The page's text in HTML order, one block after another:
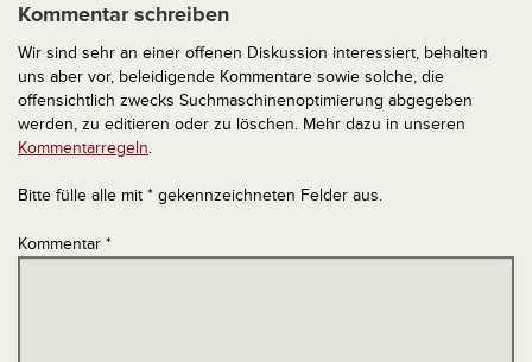
Kommentar schreiben
Wir sind sehr an einer offenen Diskussion interessiert, behalten
uns aber vor, beleidigende Kommentare sowie solche, die
offensichtlich zwecks Suchmaschinenoptimierung abgegeben
werden, zu editieren oder zu löschen. Mehr dazu in unseren
Kommentarregeln.
Bitte fülle alle mit * gekennzeichneten Felder aus.
Kommentar *